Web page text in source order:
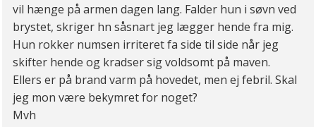
vil hænge på armen dagen lang. Falder hun i søvn ved
brystet, skriger hn såsnart jeg lægger hende fra mig.
Hun rokker numsen irriteret fa side til side når jeg
skifter hende og kradser sig voldsomt på maven.
Ellers er på brand varm på hovedet, men ej febril. Skal
jeg mon være bekymret for noget?
Mvh